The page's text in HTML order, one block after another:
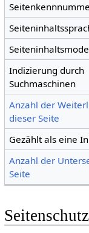
Indizierung durch
Suchmaschinen
Anzahl der
dieser Seite
Gezählt als eine
Anzahl der
Seite
Seitenschutz